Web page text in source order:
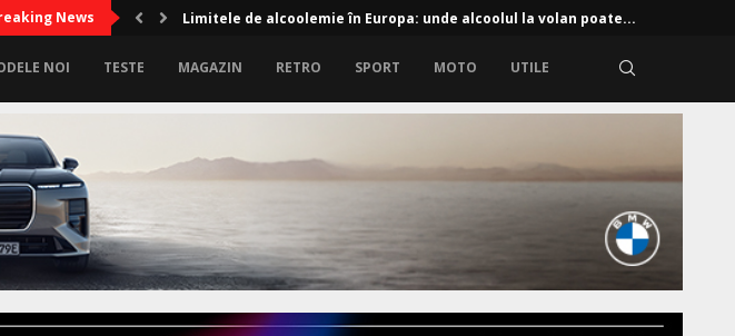
News Limitele de alcoolemie în Europa: unde alcoolul la volan poate...
NOI TESTE MAGAZIN RETRO SPORT MOTO UTILE